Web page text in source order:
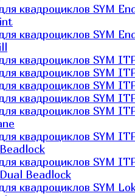
квадроциклов SYM
квадроциклов SYM
квадроциклов SYM
квадроциклов SYM
квадроциклов SYM
квадроциклов SYM
квадроциклов SYM
квадроциклов SYM
квадроциклов SYM
Beadlock
квадроциклов SYM